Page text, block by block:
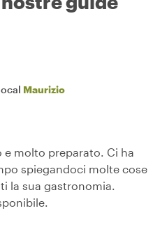
Maurizio
molto preparato. Ci ha
spiegandoci molte cose
la sua gastronomia.